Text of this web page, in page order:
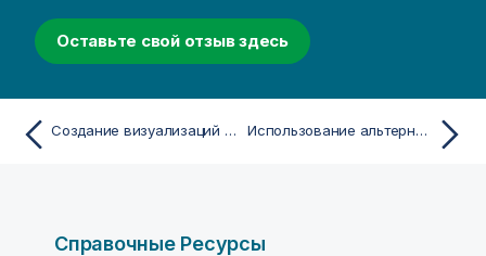
Оставьте свой отзыв здесь
Создание визуализаций с помощью рекомендаций по созданию диаграмм Инструмент «Наблюдения» Использование альтернативных состояний для сравнительного анализа
Справочные Ресурсы